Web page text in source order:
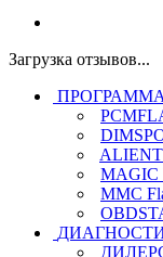
Загрузка отзывов...
MAGIC
MMC